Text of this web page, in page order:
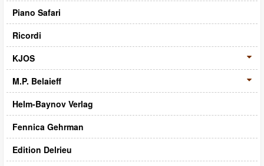
Piano Safari
Ricordi
KJOS
M.P. Belaieff
Helm-Baynov Verlag
Fennica Gehrman
Edition Delrieu